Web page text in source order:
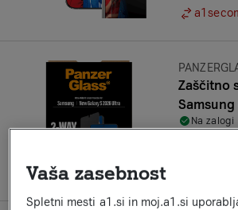
Znamka:
Zaščitno
Samsung
Na zalogi
99
Vaša zasebnost
Spletni mesti a1.si in moj.a1.si